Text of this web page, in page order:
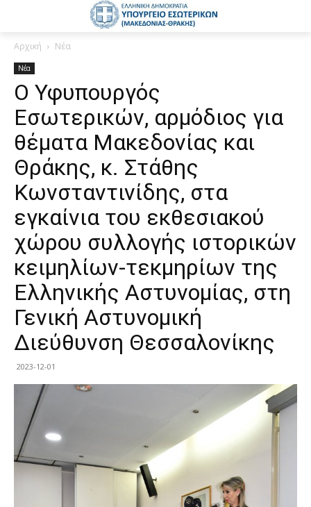
Αρχική Νέα
Νέα
Ο Υφυπουργός
Εσωτερικών, αρμόδιος για
θέματα Μακεδονίας και
Θράκης, κ. Στάθης
Κωνσταντινίδης, στα
εγκαίνια του εκθεσιακού
χώρου συλλογής ιστορικών
κειμηλίων-τεκμηρίων της
Ελληνικής Αστυνομίας, στη
Γενική Αστυνομική
Διεύθυνση Θεσσαλονίκης
2023-12-01